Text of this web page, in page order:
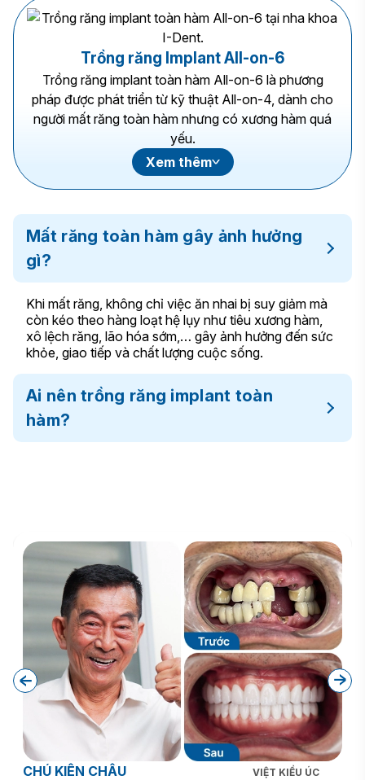
tới 45 độ để nâng đỡ toàn bộ hàm từ 10-12 răng sứ
bên trên thông qua khớp nối abutment.
Trồng răng Implant All-on-6
Trồng răng implant toàn hàm All-on-6 là phương
pháp được phát triển từ kỹ thuật All-on-4, dành cho
người mất răng toàn hàm nhưng có xương hàm quá
yếu.
Với phương pháp Implant All-on-6 bác sĩ sẽ cắm 4
trụ Implant ở vị trí răng trước (nhóm răng cửa và răng
nanh) và 2 trụ implant tại vùng răng hàm sau để nâng
Xem thêm
Mất răng toàn hàm gây ảnh hưởng
gì?
Khi mất răng, không chỉ việc ăn nhai bị suy giảm mà
còn kéo theo hàng loạt hệ lụy như tiêu xương hàm,
xô lệch răng, lão hóa sớm,… gây ảnh hưởng đến sức
khỏe, giao tiếp và chất lượng cuộc sống.
Ai nên trồng răng implant toàn
hàm?
CHÚ KIÊN CHÂU
VIỆT KIỀU ÚC